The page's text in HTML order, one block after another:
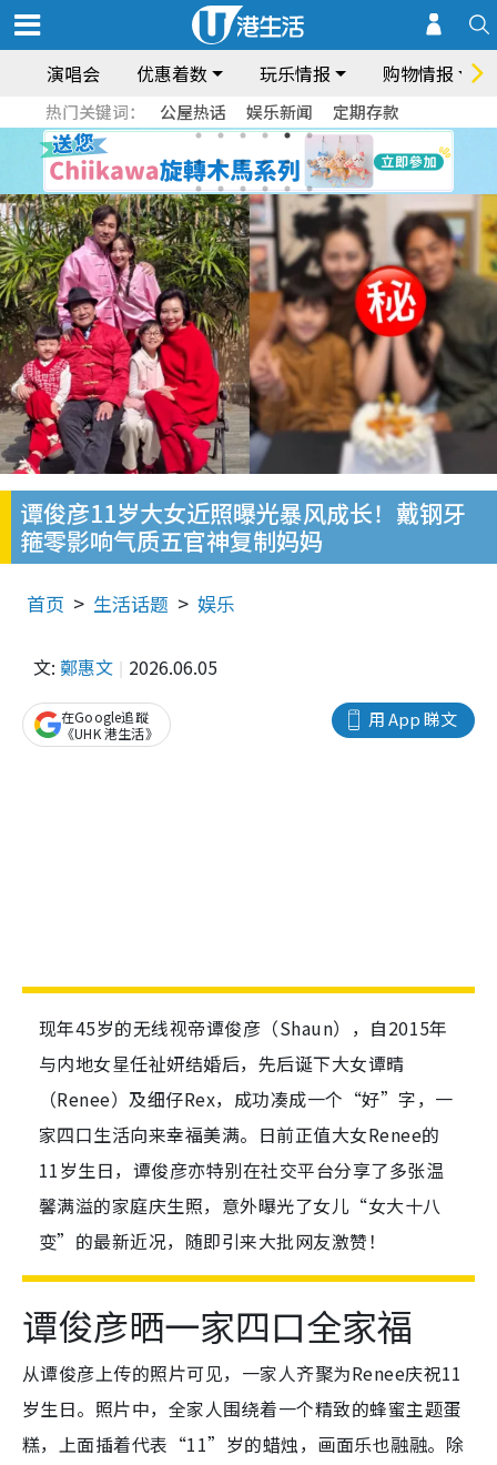
演唱会 优惠着数 玩乐情报 购物情报
热门关键词： 公屋热话 娱乐新闻 定期存款
谭俊彦11岁大女近照曝光暴风成长！戴钢牙
箍零影响气质五官神复制妈妈
首页 生活话题 娱乐
文: 鄭惠文 2026.06.05
用 App 睇文
在Google追蹤
《UHK 港生活》
现年45岁的无线视帝谭俊彦（Shaun），自2015年
与内地女星任祉妍结婚后，先后诞下大女谭晴
（Renee）及细仔Rex，成功凑成一个“好”字，一
家四口生活向来幸福美满。日前正值大女Renee的
11岁生日，谭俊彦亦特别在社交平台分享了多张温
馨满溢的家庭庆生照，意外曝光了女儿“女大十八
变”的最新近况，随即引来大批网友激赞！
谭俊彦晒一家四口全家福
从谭俊彦上传的照片可见，一家人齐聚为Renee庆祝11
岁生日。照片中，全家人围绕着一个精致的蜂蜜主题蛋
糕，上面插着代表“11”岁的蜡烛，画面乐也融融。除